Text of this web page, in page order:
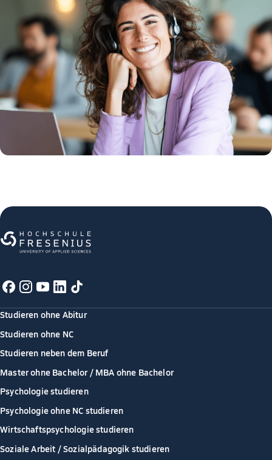
Studieren ohne Abitur
Studieren ohne NC
Studieren neben dem Beruf
Master ohne Bachelor / MBA ohne Bachelor
Psychologie studieren
Psychologie ohne NC studieren
Wirtschaftspsychologie studieren
Soziale Arbeit / Sozialpädagogik studieren